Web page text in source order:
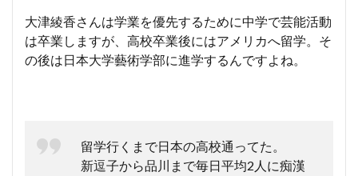
大津綾香さんは学業を優先するために中学で芸能活動
は卒業しますが、高校卒業後にはアメリカへ留学。そ
の後は日本大学藝術学部に進学するんですよね。
留学行くまで日本の高校通ってた。
新逗子から品川まで毎日平均2人に痴漢